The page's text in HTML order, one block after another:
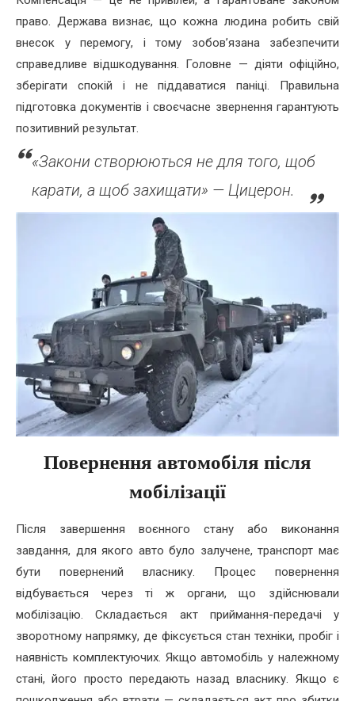
право. Держава визнає, що кожна людина робить свій
внесок у перемогу, і тому зобов’язана забезпечити
справедливе відшкодування. Головне — діяти офіційно,
зберігати спокій і не піддаватися паніці. Правильна
підготовка документів і своєчасне звернення гарантують
позитивний результат.
«Закони створюються не для того, щоб
карати, а щоб захищати» — Цицерон.
Повернення автомобіля після
мобілізації
Після завершення воєнного стану або виконання
завдання, для якого авто було залучене, транспорт має
бути повернений власнику. Процес повернення
відбувається через ті ж органи, що здійснювали
мобілізацію. Складається акт приймання-передачі у
зворотному напрямку, де фіксується стан техніки, пробіг і
наявність комплектуючих. Якщо автомобіль у належному
стані, його просто передають назад власнику. Якщо є